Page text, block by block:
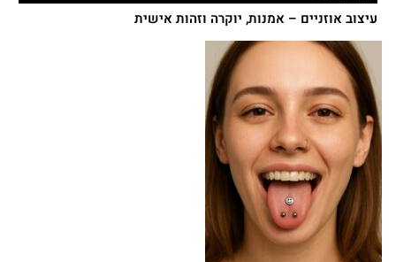
עיצוב אוזניים – אמנות, יוקרה וזהות אישית